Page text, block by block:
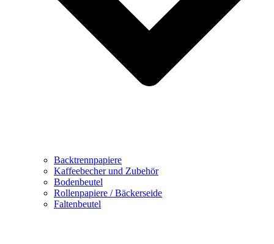
Backtrennpapiere
Kaffeebecher und Zubehör
Bodenbeutel
Rollenpapiere / Bäckerseide
Faltenbeutel